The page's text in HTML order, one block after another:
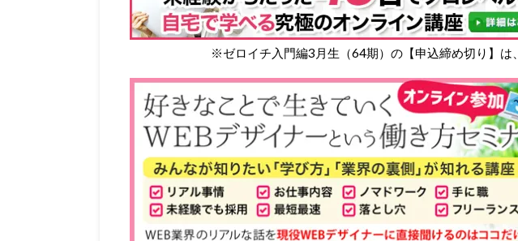
※ゼロイチ入門編3月生（64期）の【申込締め切り】は、